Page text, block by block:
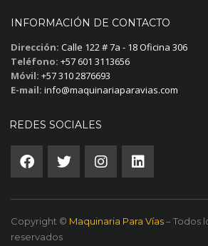
INFORMACIÓN DE CONTACTO
Dirección: Calle 122 # 7a - 18 Oficina 306
Teléfono: +57 601 3113656
Móvil: +57 310 2876693
E-mail: info@maquinariaparavias.com
REDES SOCIALES
Copyright © Maquinaria Para Vías– Todos
reservados